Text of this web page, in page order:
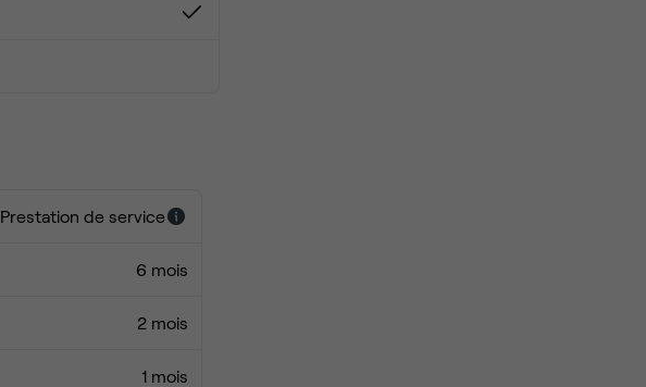
Prestation de service
6 mois
2 mois
1 mois